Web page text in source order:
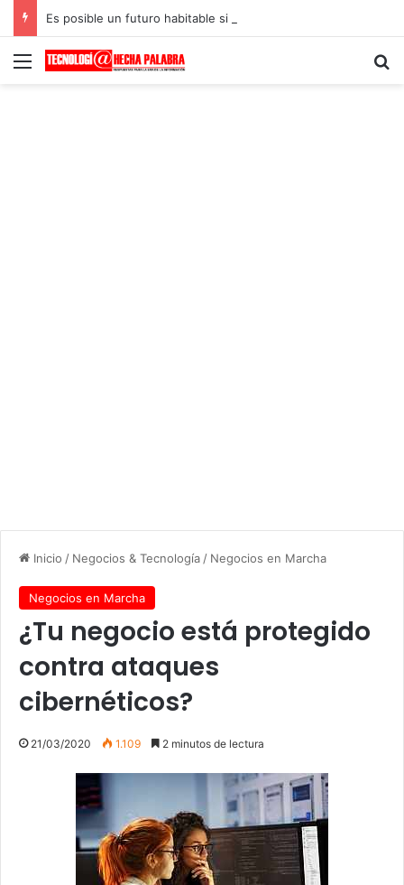
Menú
Inicio / Negocios & Tecnología / Negocios en Marcha
Negocios en Marcha
¿Tu negocio está protegido
contra ataques
cibernéticos?
21/03/2020 1.109 2 minutos de lectura